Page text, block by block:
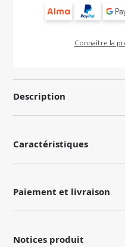
Connaître la
Description
Caractéristiques
Paiement et livraison
Notices produit